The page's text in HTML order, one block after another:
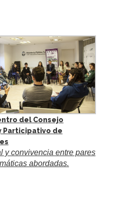
del Consejo
Participativo de
y convivencia entre pares
abordadas.